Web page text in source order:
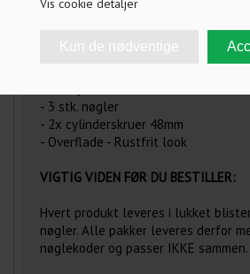
(OBS - Ved skift må nøgle IKKE
- 3 stk. nøgler
- 2x cylinderskruer 48mm
- Overflade - Rustfrit look
VIGTIG VIDEN FØR DU BESTILLER:
Hvert produkt leveres i lukket
nøgler. Alle pakker leveres derfor
nøglekoder og passer IKKE sammen.